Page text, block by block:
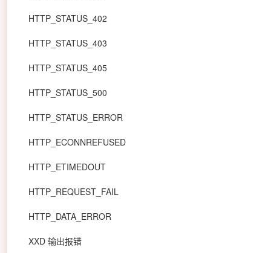
HTTP_STATUS_402
HTTP_STATUS_403
HTTP_STATUS_405
HTTP_STATUS_500
HTTP_STATUS_ERROR
HTTP_ECONNREFUSED
HTTP_ETIMEDOUT
HTTP_REQUEST_FAIL
HTTP_DATA_ERROR
XXD 输出报错